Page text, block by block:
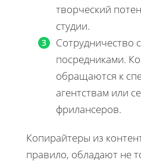
творческий
студии.
Сотрудничество
посредниками.
обращаются к
агентствам или
фрилансеров.
Копирайтеры из
правило, обладают не